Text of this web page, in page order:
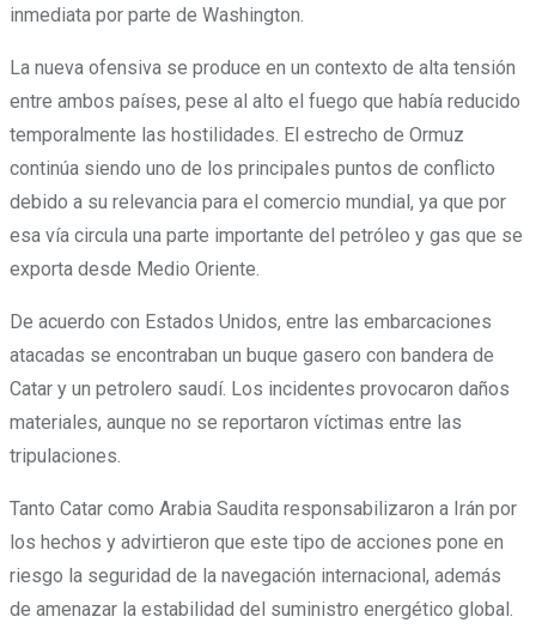
inmediata por parte de Washington.
La nueva ofensiva se produce en un contexto de alta tensión
entre ambos países, pese al alto el fuego que había reducido
temporalmente las hostilidades. El estrecho de Ormuz
continúa siendo uno de los principales puntos de conflicto
debido a su relevancia para el comercio mundial, ya que por
esa vía circula una parte importante del petróleo y gas que se
exporta desde Medio Oriente.
De acuerdo con Estados Unidos, entre las embarcaciones
atacadas se encontraban un buque gasero con bandera de
Catar y un petrolero saudí. Los incidentes provocaron daños
materiales, aunque no se reportaron víctimas entre las
tripulaciones.
Tanto Catar como Arabia Saudita responsabilizaron a Irán por
los hechos y advirtieron que este tipo de acciones pone en
riesgo la seguridad de la navegación internacional, además
de amenazar la estabilidad del suministro energético global.